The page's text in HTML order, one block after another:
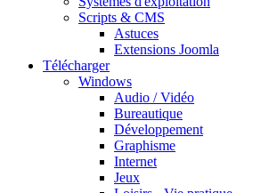
Scripts & CMS
Astuces
Extensions Joomla
Télécharger
Windows
Audio / Vidéo
Bureautique
Développement
Graphisme
Internet
Jeux